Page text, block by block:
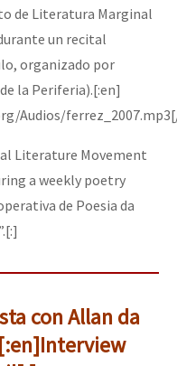
de Literatura Marginal
un recital
organizado por
la Periferia).[:en]
Audios/
Literature Movement
a weekly poetry
de Poesia da
con Allan da